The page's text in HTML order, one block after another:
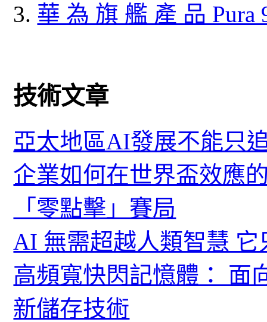
華 為 旗 艦 產 品 Pura
技術文章
亞太地區AI發展不能只
企業如何在世界盃效應
「零點擊」賽局
AI 無需超越人類智慧
高頻寬快閃記憶體： 面
新儲存技術